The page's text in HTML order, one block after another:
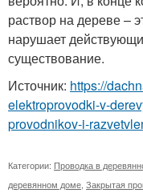
раствор на дереве –
нарушает
существование.
Источник: https://
elektroprovodki-v-
provodnikov-i-
Категории: Проводка в
деревянном доме, Закрытая